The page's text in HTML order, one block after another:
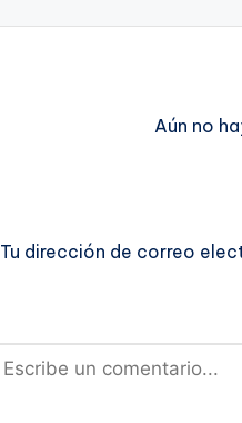
Aún no
Tu dirección de correo